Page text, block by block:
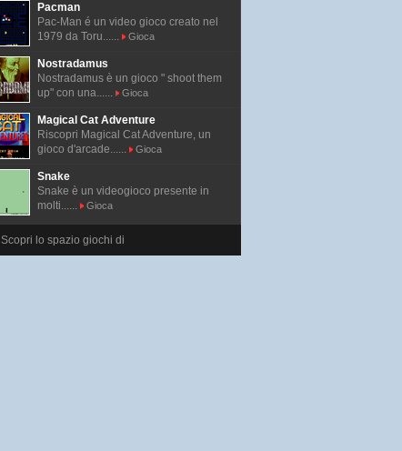
Pacman
Pac-Man é un video gioco creato nel
1979 da Toru......
Gioca
Nostradamus
Nostradamus è un gioco " shoot them
up" con una......
Gioca
Magical Cat Adventure
Riscopri Magical Cat Adventure, un
gioco d'arcade......
Gioca
Snake
Snake è un videogioco presente in
molti......
Gioca
Scopri lo spazio giochi di